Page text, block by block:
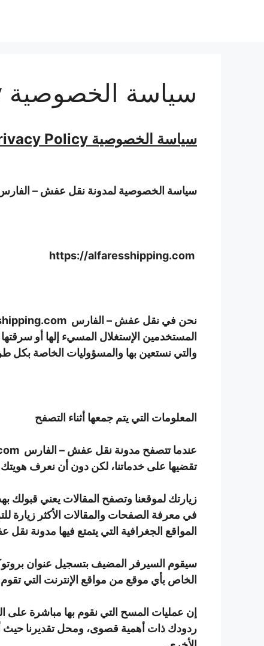
سياسة الخصوصية Privacy Policy
سياسة الخصوصية Privacy Policy
سياسة الخصوصية لمدونة نقل عفش –
نحن في نقل عفش – الفارس
المستخدمين الإستغلال المسيء إلها أو
والتي نستعين بها والمسؤوليات الخاصة بكل
المعلومات التي يتم جمعها أثناء التصفح
عندما تتصفح مدونة نقل عفش – الفارس
تقضيها على خدماتنا، لكن دون أن نعرف هويتك
في معرفة الصفحات والمقالات الأكثر زيارة
المواقع الجغرافية التي يتمتع فيها مدونة
الخاص بأي موقع من مواقع الإنترنت التي
إن عمليات المسح التي نقوم بها مباشرة على
ردودك ذات أهمية قصوى، ومحل تقديرنا حيث